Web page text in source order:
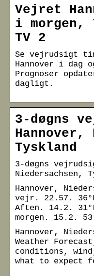
Vejret
i morgen,
TV 2
Se vejrudsigt
Hannover i dag
Prognoser
dagligt.
3-døgns
Hannover,
Tyskland
3-døgns
Niedersachsen,
Hannover,
vejr. 22.57.
Aften. 14.2.
morgen. 15.2.
Hannover,
Weather
conditions,
what to expect